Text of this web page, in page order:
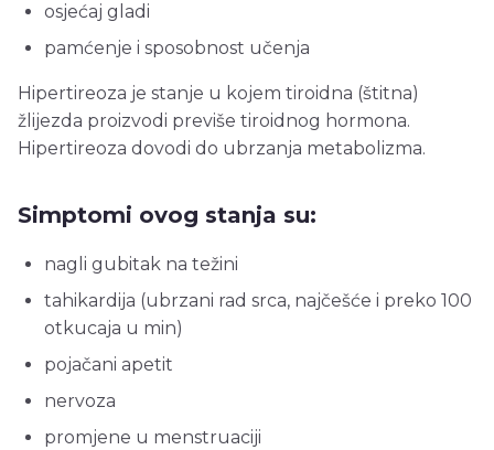
osjećaj gladi
pamćenje i sposobnost učenja
Hipertireoza je stanje u kojem tiroidna (štitna)
žlijezda proizvodi previše tiroidnog hormona.
Hipertireoza dovodi do ubrzanja metabolizma.
Simptomi ovog stanja su:
nagli gubitak na težini
tahikardija (ubrzani rad srca, najčešće i preko 100
otkucaja u min)
pojačani apetit
nervoza
promjene u menstruaciji